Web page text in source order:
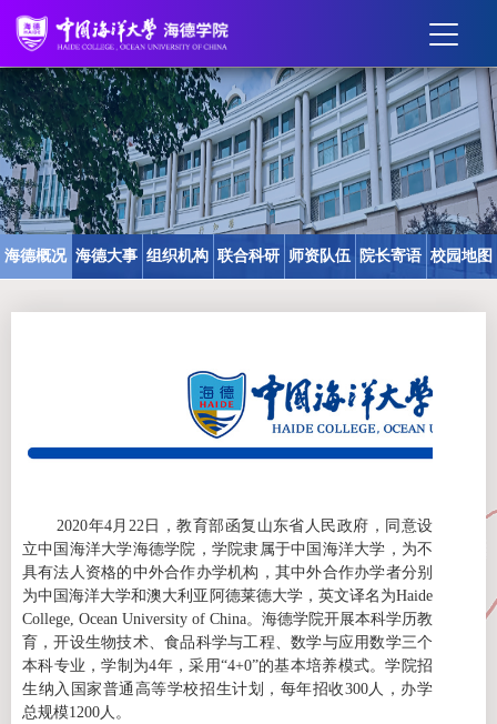
海德概况 海德大事 组织机构 联合科研 师资队伍 院长寄语 校园地图
2020年4月 22日，教育部函复山东省人民政府，同意设
立中国海洋大学海德学院，学院隶属于中国海洋大学，为不
具有法人资格的中外合作办学机构，其中外合作办学者分别
为中国海洋大学和澳大利亚阿德莱德大学，英文译名为Haide
College, Ocean University of China。海德学院开展本科学历教
育，开设生物技术、食品科学与工程、数学与应用数学三个
本科专业，学制为4年，采用“4+0”的基本培养模式。学院招
生纳入国家普通高等学校招生计划，每年招收300人，办学
总规模1200人。